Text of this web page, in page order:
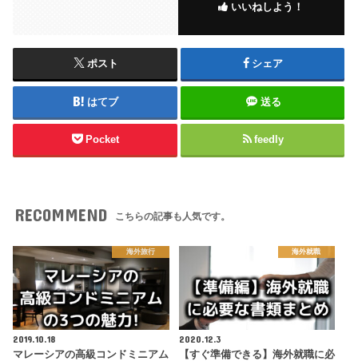
いいねしよう！
ポスト シェア
はてブ 送る
Pocket feedly
RECOMMEND こちらの記事も人気です。
海外旅行
2019.10.18
マレーシアの高級コンドミニアム
海外就職
2020.12.3
【すぐ準備できる】海外就職に必